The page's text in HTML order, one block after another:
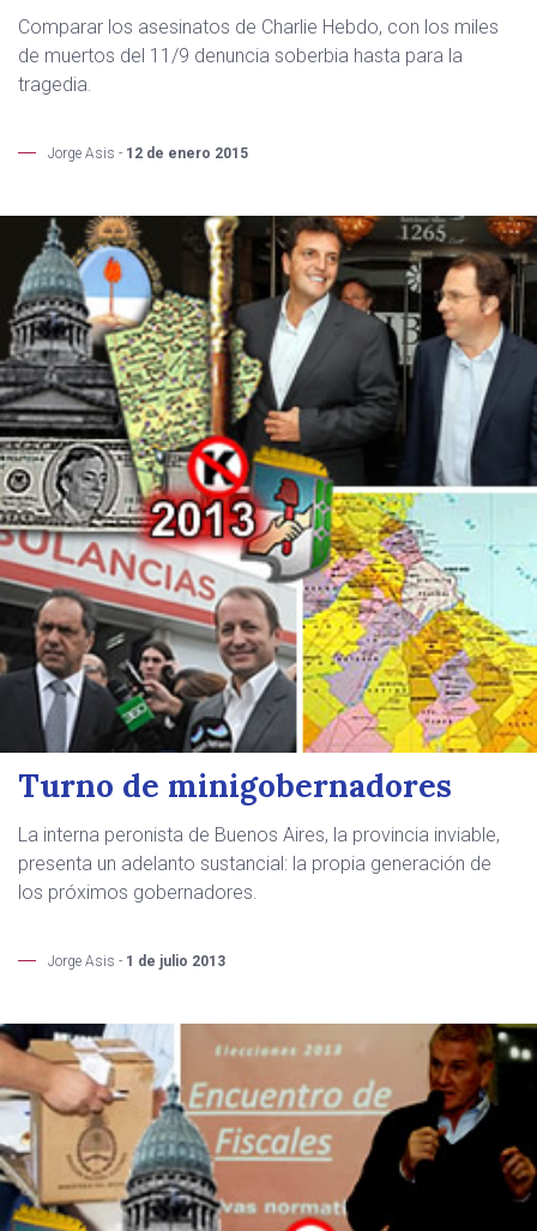
Comparar los asesinatos de Charlie Hebdo, con los miles
de muertos del 11/9 denuncia soberbia hasta para la
tragedia.
Jorge Asis - 12 de enero 2015
Turno de minigobernadores
La interna peronista de Buenos Aires, la provincia inviable,
presenta un adelanto sustancial: la propia generación de
los próximos gobernadores.
Jorge Asis - 1 de julio 2013